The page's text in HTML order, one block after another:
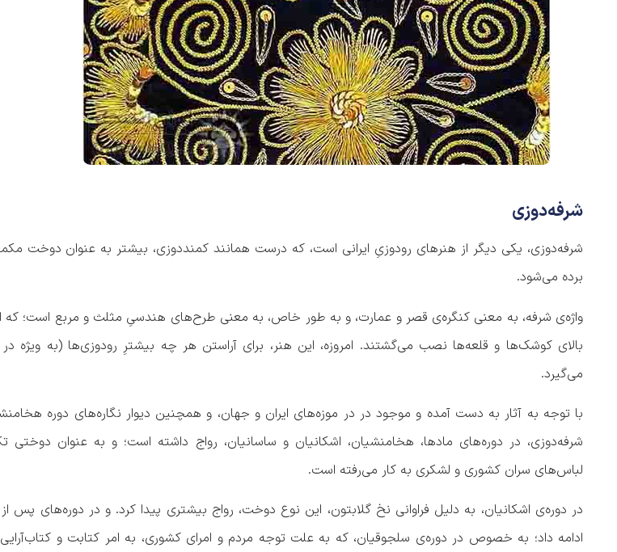
شرفه‌دوزی
شرفه‌دوزی‌، یکی دیگر از هنرهای رودوزیِ ایرانی است، که درست همانند کمند‌دوزی، بیشتر به عنوان دوخت
برده می‌شود.
واژه‌ی شرفه، به معنی کنگره‌ی قصر و عمارت، و به طور خاص، به معنی طرح‌های هندسیِ مثلث و مربع است؛ که
بالای کوشک‌‌ها و قلعه‌ها نصب می‌گشتند. امروزه، این هنر، برای آراستن هر چه بیشترِ رودوزی‌ها (به ویژه در
می‌گیرد.
با توجه به آثار به دست آمده و موجود در در موزه‌های ایران و جهان، و همچنین دیوار نگاره‌‌های دوره
شرفه‌دوزی، در دوره‌های مادها، هخامنشیان، اشکانیان و ساسانیان، رواج داشته است؛ و به عنوان دوختی
لباس‌های سران کشوری و لشکری به کار می‌رفته است.
در دوره‌ی اشکانیان، به دلیل فراوانی نخ گلابتون، این نوع دوخت، رواج بیشتری پیدا کرد. و در دوره‌‌های پس
ادامه داد؛ به خصوص در دوره‌ی سلجوقیان، که به علت توجه مردم و امرای کشوری، به امر کتابت و کتاب‌آرایی،